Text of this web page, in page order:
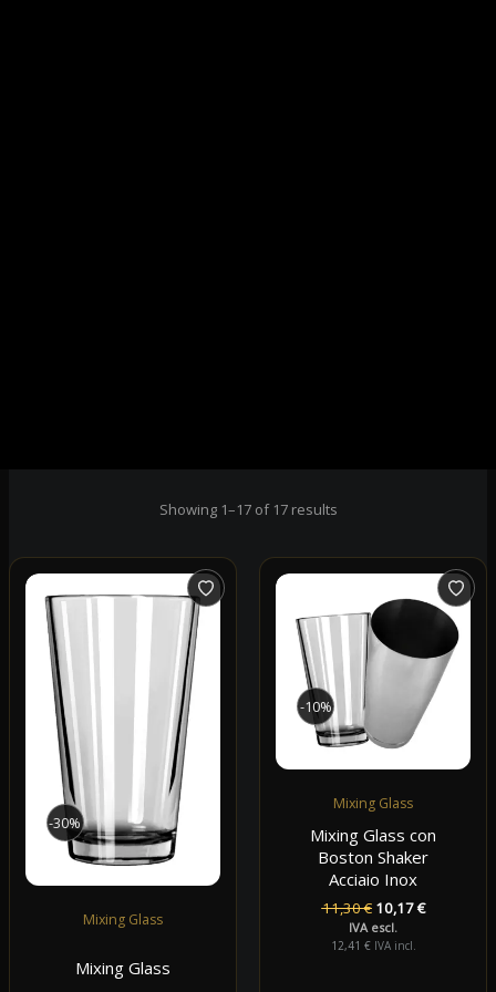
Showing 1–17 of 17 results
-30%
Mixing Glass
Mixing Glass
-10%
Mixing Glass
Mixing Glass con
Boston Shaker
Acciaio Inox
11,30€ Il
prezzo
originale
10,17€Il
IVA escl.
12,41 € IVA incl.